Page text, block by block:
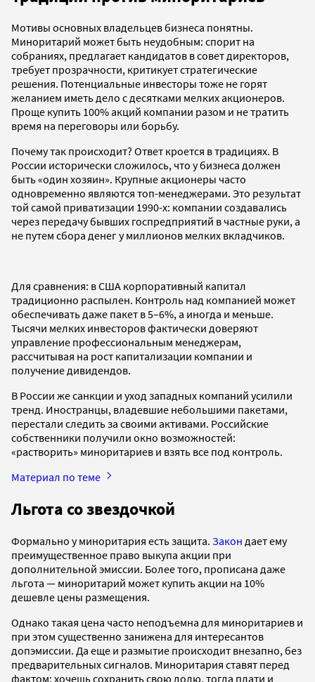
Мотивы основных владельцев бизнеса понятны.
Миноритарий может быть неудобным: спорит на
собраниях, предлагает кандидатов в совет директоров,
требует прозрачности, критикует стратегические
решения. Потенциальные инвесторы тоже не горят
желанием иметь дело с десятками мелких акционеров.
Проще купить 100% акций компании разом и не тратить
время на переговоры или борьбу.
Почему так происходит? Ответ кроется в традициях. В
России исторически сложилось, что у бизнеса должен
быть «один хозяин». Крупные акционеры часто
одновременно являются топ-менеджерами. Это результат
той самой приватизации 1990-х: компании создавались
через передачу бывших госпредприятий в частные руки, а
не путем сбора денег у миллионов мелких вкладчиков.
Для сравнения: в США корпоративный капитал
традиционно распылен. Контроль над компанией может
обеспечивать даже пакет в 5–6%, а иногда и меньше.
Тысячи мелких инвесторов фактически доверяют
управление профессиональным менеджерам,
рассчитывая на рост капитализации компании и
получение дивидендов.
В России же санкции и уход западных компаний усилили
тренд. Иностранцы, владевшие небольшими пакетами,
перестали следить за своими активами. Российские
собственники получили окно возможностей:
«растворить» миноритариев и взять все под контроль.
Материал по теме
Льгота со звездочкой
Формально у миноритария есть защита. Закон дает ему
преимущественное право выкупа акции при
дополнительной эмиссии. Более того, прописана даже
льгота — миноритарий может купить акции на 10%
дешевле цены размещения.
Однако такая цена часто неподъемна для миноритариев и
при этом существенно занижена для интересантов
допэмиссии. Да еще и размытие происходит внезапно, без
предварительных сигналов. Миноритария ставят перед
фактом: хочешь сохранить свою долю, тогда плати и